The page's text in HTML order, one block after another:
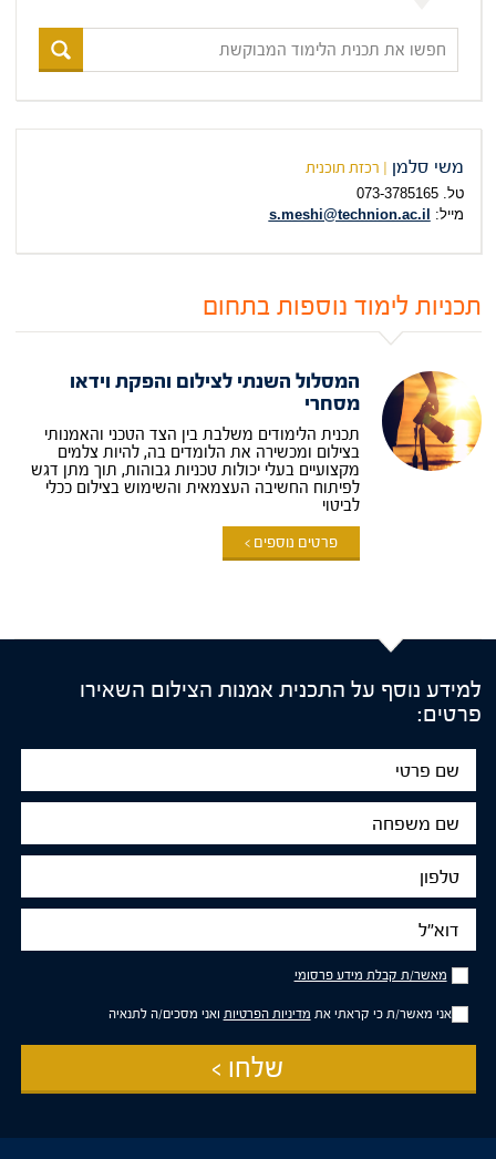
חפשו
את
תכנית
המבוקשת
משי סלמן | רכזת תוכנית
טל. 073-3785165
מייל:
s.meshi@technion.ac.il
תכניות לימוד נוספות בתחום
המסלול השנתי לצילום והפקת וידאו
מסחרי
תכנית הלימודים משלבת בין הצד הטכני והאמנותי
בצילום ומכשירה את הלומדים בה, להיות צלמים
מקצועיים בעלי יכולות טכניות גבוהות, תוך מתן דגש
לפיתוח החשיבה העצמאית והשימוש בצילום ככלי
לביטוי
פרטים נוספים >
למידע נוסף על התכנית אמנות הצילום השאירו
פרטים:
פרטי
משפחה
מאשר/ת
קבלת
מידע
פרסומי
מאשר/ת קבלת מידע פרסומי
אני מאשר/ת כי קראתי את מדיניות הפרטיות ואני מסכים/ה לתנאיה
שלחו >